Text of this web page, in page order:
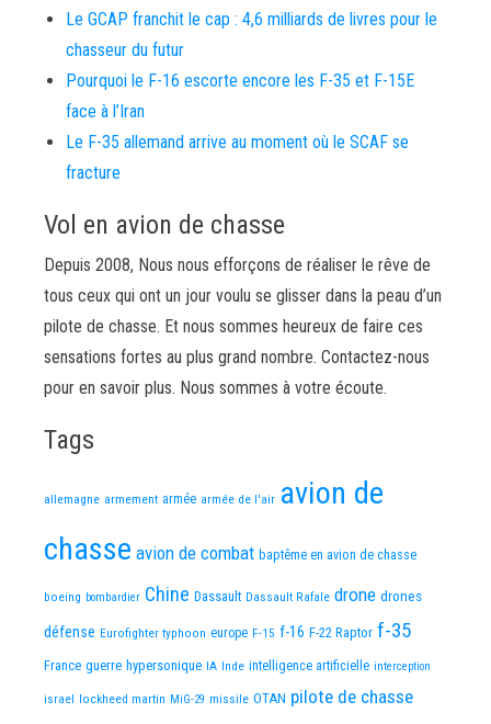
Le GCAP franchit le cap : 4,6 milliards de livres pour le
chasseur du futur
Pourquoi le F-16 escorte encore les F-35 et F-15E
face à l’Iran
Le F-35 allemand arrive au moment où le SCAF se
fracture
Vol en avion de chasse
Depuis 2008, Nous nous efforçons de réaliser le rêve de
tous ceux qui ont un jour voulu se glisser dans la peau d’un
pilote de chasse. Et nous sommes heureux de faire ces
sensations fortes au plus grand nombre. Contactez-nous
pour en savoir plus. Nous sommes à votre écoute.
Tags
allemagne armement armée armée de l'air avion de
chasse avion de combat baptême en avion de chasse
boeing bombardier Chine Dassault Dassault Rafale drone drones
défense Eurofighter typhoon europe F-15 f-16 F-22 Raptor f-35
France guerre hypersonique IA Inde intelligence artificielle interception
israel lockheed martin MiG-29 missile OTAN pilote de chasse